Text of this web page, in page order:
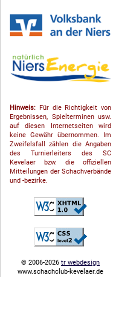
Hinweis: Für die Richtigkeit von
Ergebnissen, Spielterminen usw.
auf diesen Internetseiten wird
keine Gewähr übernommen. Im
Zweifelsfall zählen die Angaben
des Turnierleiters des SC
Kevelaer bzw. die offiziellen
Mitteilungen der Schach­ver­bände
und -bezirke.
© 2006-2026 tr webdesign
www.schachclub-kevelaer.de